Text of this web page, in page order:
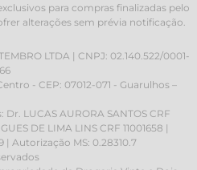
para compras finalizadas pelo
alterações sem prévia notificação.
LTDA | CNPJ: 02.140.522/0001-
- CEP: 07012-071 - Guarulhos –
LUCAS AURORA SANTOS CRF
DE LIMA LINS CRF 11001658 |
| Autorização MS: 0.28310.7